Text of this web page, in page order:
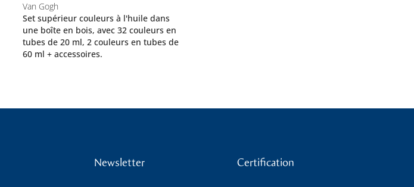
Van Gogh
Set supérieur couleurs à l'huile dans
une boîte en bois, avec 32 couleurs en
tubes de 20 ml, 2 couleurs en tubes de
60 ml + accessoires.
Newsletter Certification